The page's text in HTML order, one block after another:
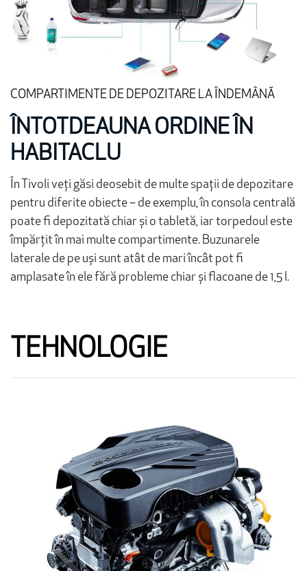
COMPARTIMENTE DE DEPOZITARE LA ÎNDEMÂNĂ
ÎNTOTDEAUNA ORDINE ÎN
HABITACLU
În Tivoli veți găsi deosebit de multe spații de depozitare
pentru diferite obiecte – de exemplu, în consola centrală
poate fi depozitată chiar și o tabletă, iar torpedoul este
împărțit în mai multe compartimente. Buzunarele
laterale de pe uși sunt atât de mari încât pot fi
amplasate în ele fără probleme chiar și flacoane de 1,5 l.
TEHNOLOGIE